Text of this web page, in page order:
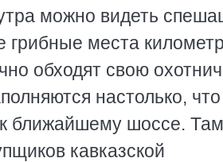
можно видеть
грибные места
обходят свою
настолько,
к ближайшему шоссе. Там
кавказской